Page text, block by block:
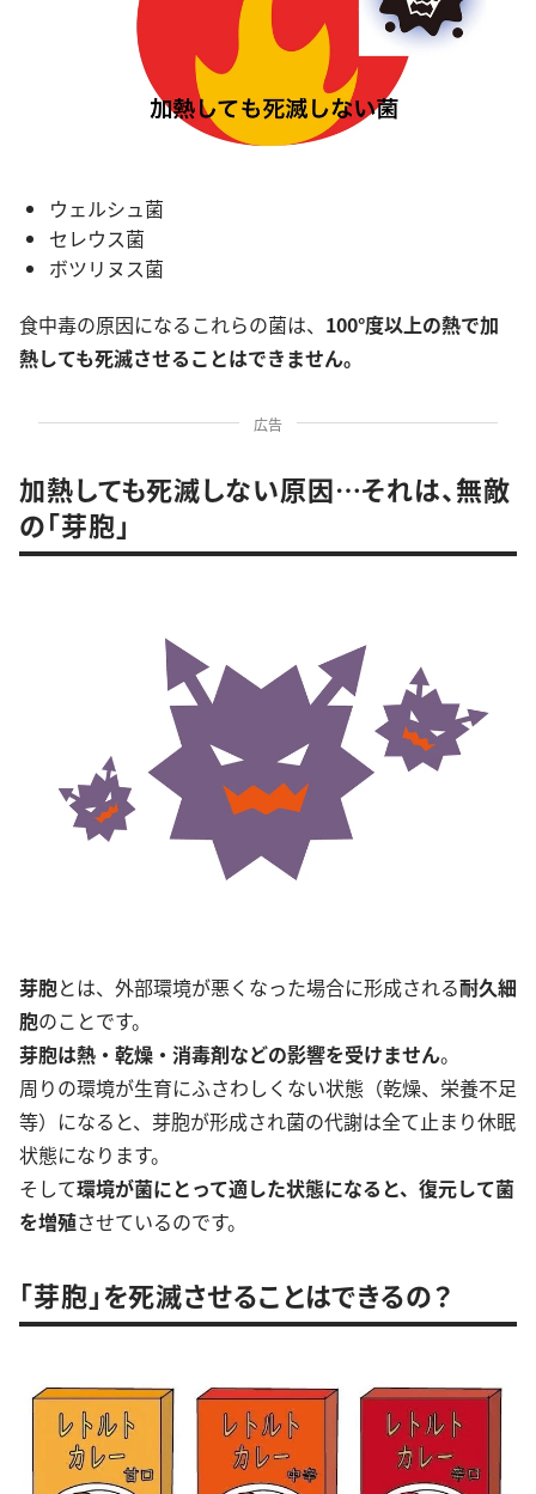
ウェルシュ菌
セレウス菌
ボツリヌス菌
食中毒の原因になるこれらの菌は、 100°度以上の熱で加
熱しても死滅させることはできません。
広告
加熱しても死滅しない原因…それは、無敵
の「芽胞」
芽胞とは、外部環境が悪くなった場合に形成される耐久細
胞のことです。
芽胞は熱・乾燥・消毒剤などの影響を受けません。
周りの環境が生育にふさわしくない状態（乾燥、栄養不足
等）になると、芽胞が形成され菌の代謝は全て止まり休眠
状態になります。
そして環境が菌にとって適した状態になると、復元して菌
を増殖させているのです。
「芽胞」を死滅させることはできるの？